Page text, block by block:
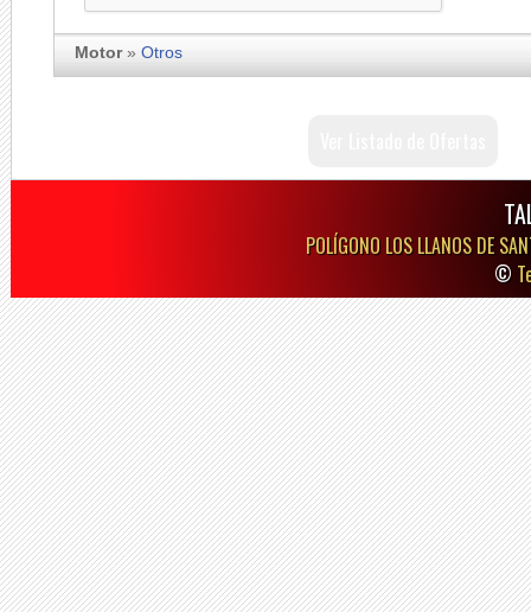
Motor» Otros
POLÍGONO LOS LLANOS DE
©